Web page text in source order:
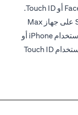
للدفع على مواقع الويب في سفاري/ Safari على جهاز Max
الخاص بك ، حدد Apple Pay وأكمل الدفع باستخدام iPhone أو
Apple Watch في MacBook Pro ، ادفع باستخدام Touch ID